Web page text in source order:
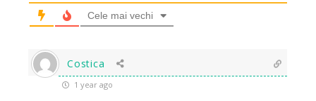
Cele mai vechi
Costica
1 year ago